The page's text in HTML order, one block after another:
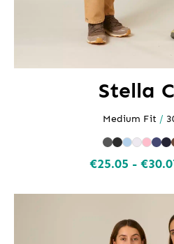
Stella
Medium Fit /
€25.05 - €